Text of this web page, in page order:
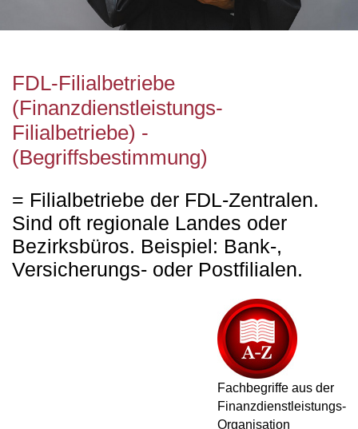
FDL-Filialbetriebe
(Finanzdienstleistungs-
Filialbetriebe) -
(Begriffsbestimmung)
= Filialbetriebe der FDL-Zentralen.
Sind oft regionale Landes oder
Bezirksbüros. Beispiel: Bank-,
Versicherungs- oder Postfilialen.
Fachbegriffe aus der
Finanzdienstleistungs-
Organisation